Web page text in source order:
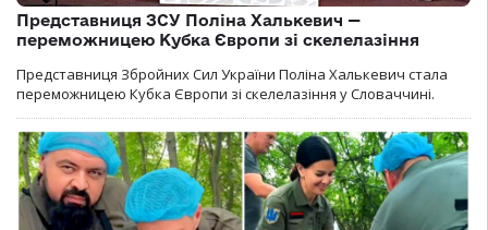
Представниця ЗСУ Поліна Халькевич —
переможницею Кубка Європи зі скелелазіння
Представниця Збройних Сил України Поліна Халькевич стала
переможницею Кубка Європи зі скелелазіння у Словаччині.